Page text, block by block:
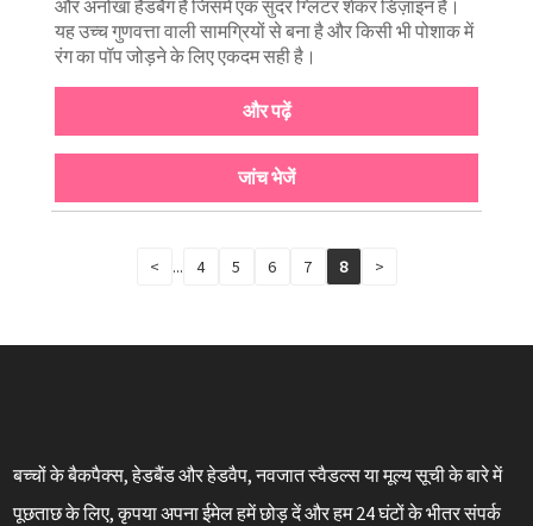
और अनोखा हैंडबैग है जिसमें एक सुंदर ग्लिटर शेकर डिज़ाइन है।
यह उच्च गुणवत्ता वाली सामग्रियों से बना है और किसी भी पोशाक में
रंग का पॉप जोड़ने के लिए एकदम सही है।
और पढ़ें
जांच भेजें
< ... 4 5 6 7 8 >
बच्चों के बैकपैक्स, हेडबैंड और हेडवैप, नवजात स्वैडल्स या मूल्य सूची के बारे में
पूछताछ के लिए, कृपया अपना ईमेल हमें छोड़ दें और हम 24 घंटों के भीतर संपर्क